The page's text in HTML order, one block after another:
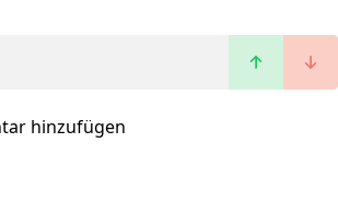
hinzufügen